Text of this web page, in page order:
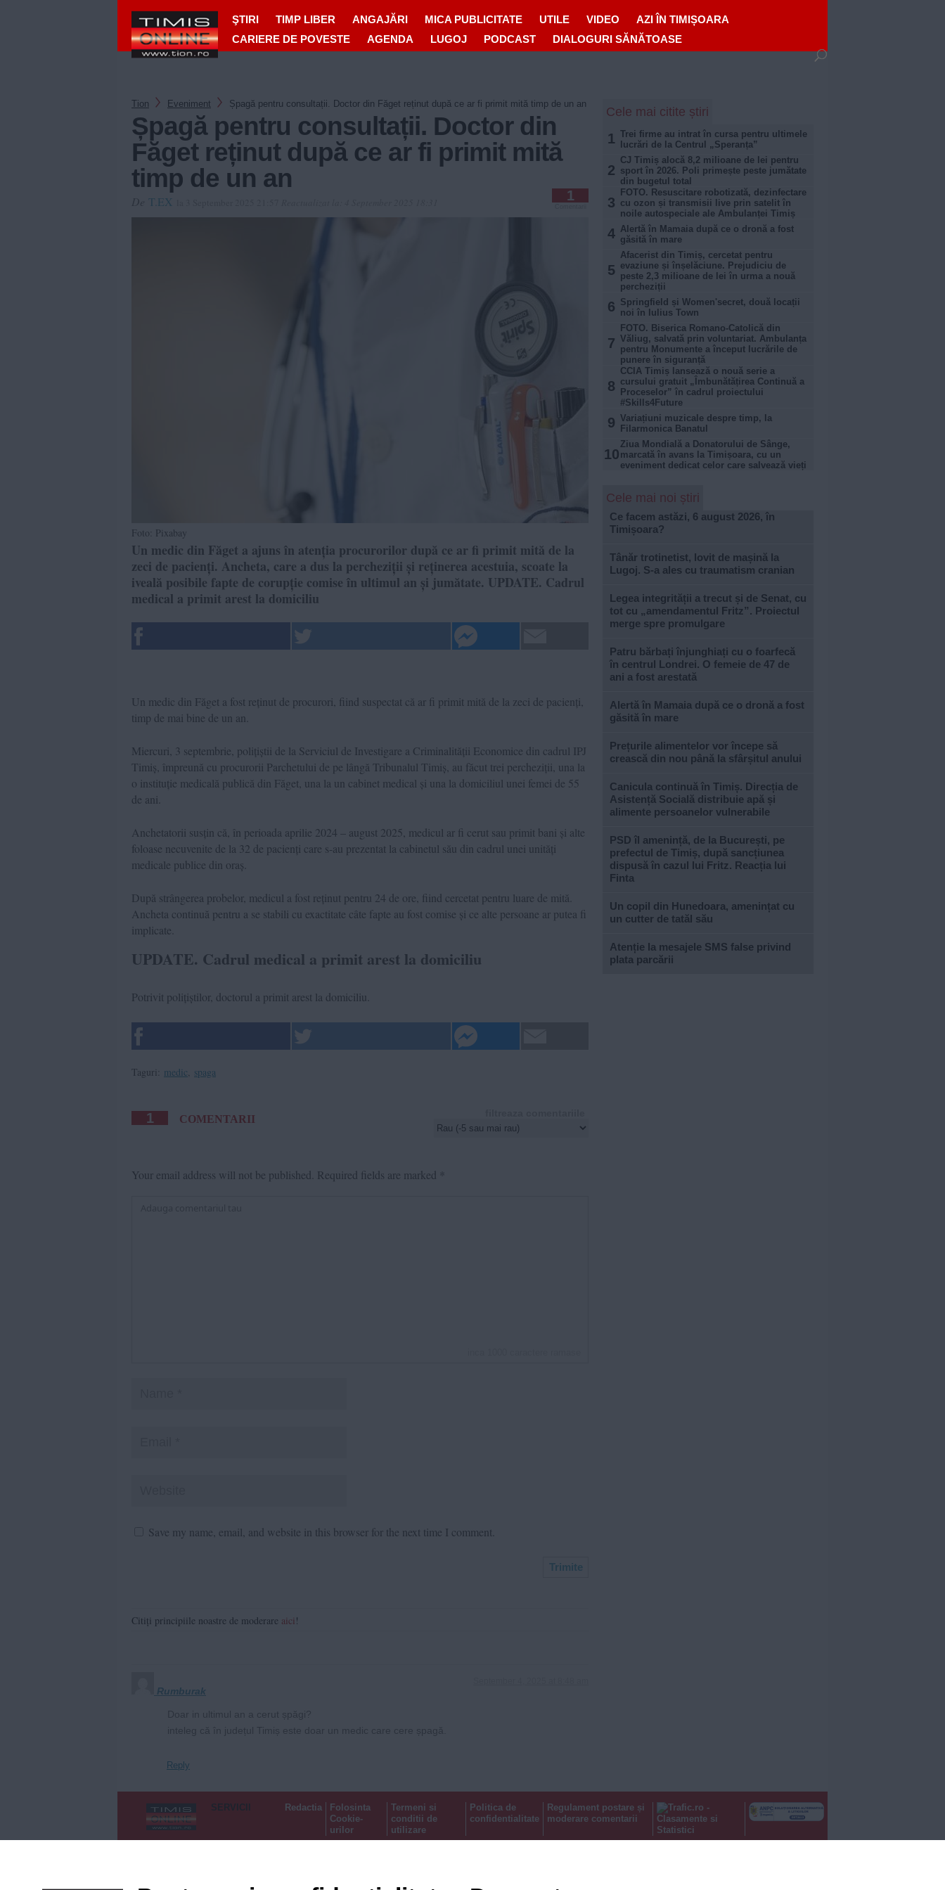
ŞTIRI TIMP LIBER ANGAJĂRI MICA PUBLICITATE UTILE VIDEO
AZI ÎN TIMIȘOARA
CARIERE DE POVESTE
AGENDA LUGOJ PODCAST DIALOGURI SĂNĂTOASE
Tion Eveniment Șpagă pentru consultații. Doctor din Făget reținut după ce ar fi primit mită timp de un an
Șpagă pentru consultații. Doctor din
Făget reținut după ce ar fi primit mită
timp de un an
T.EX 1
Foto: Pixabay
Un medic din Făget a ajuns în atenția procurorilor după ce ar fi primit mită de la
zeci de pacienți. Ancheta, care a dus la percheziții și reținerea acestuia, scoate la
iveală posibile fapte de corupție comise în ultimul an și jumătate. UPDATE. Cadrul
medical a primit arest la domiciliu
Un medic din Făget a fost reținut de procurori, fiind suspectat că ar fi primit mită de la zeci de pacienți,
timp de mai bine de un an.
Miercuri, 3 septembrie, polițiștii de la Serviciul de Investigare a Criminalității Economice din cadrul IPJ
Timiș, împreună cu procurorii Parchetului de pe lângă Tribunalul Timiș, au făcut trei percheziții, una la
o instituție medicală publică din Făget, una la un cabinet medical și una la domiciliul unei femei de 55
de ani.
Anchetatorii susțin că, în perioada aprilie 2024 – august 2025, medicul ar fi cerut sau primit bani și alte
foloase necuvenite de la 32 de pacienți care s-au prezentat la cabinetul său din cadrul unei unități
medicale publice din oraș.
După strângerea probelor, medicul a fost reținut pentru 24 de ore, fiind cercetat pentru luare de mită.
Ancheta continuă pentru a se stabili cu exactitate câte fapte au fost comise și ce alte persoane ar putea fi
implicate.
UPDATE. Cadrul medical a primit arest la domiciliu
Potrivit polițiștilor, doctorul a primit arest la domiciliu.
Taguri: medic spaga
1 COMENTARII
Your email address will not be published. Required fields are marked *
Save my name, email, and website in this browser for the next time I comment.
Citiți principiile noastre de moderare aici!
Rumburak
Reply
Cele mai citite știri
1 Trei firme au intrat în cursa pentru ultimele
lucrări de la Centrul „Speranța”
2
CJ Timiș alocă 8,2 milioane de lei pentru
sport în 2026. Poli primește peste jumătate
din bugetul total
3
FOTO. Resuscitare robotizată, dezinfectare
cu ozon și transmisii live prin satelit în
noile autospeciale ale Ambulanței Timiș
4 Alertă în Mamaia după ce o dronă a fost
găsită în mare
5
Afacerist din Timiș, cercetat pentru
evaziune și înșelăciune. Prejudiciu de
peste 2,3 milioane de lei în urma a nouă
percheziții
6 Springfield și Women'secret, două locații
noi în Iulius Town
7
FOTO. Biserica Romano-Catolică din
Văliug, salvată prin voluntariat. Ambulanța
pentru Monumente a început lucrările de
punere în siguranță
8
CCIA Timiș lansează o nouă serie a
cursului gratuit „Îmbunătățirea Continuă a
Proceselor” în cadrul proiectului
#Skills4Future
9 Variațiuni muzicale despre timp, la
Filarmonica Banatul
10
Ziua Mondială a Donatorului de Sânge,
marcată în avans la Timișoara, cu un
eveniment dedicat celor care salvează vieți
Cele mai noi știri
Ce facem astăzi, 6 august 2026, în
Timișoara?
Tânăr trotinetist, lovit de mașină la
Lugoj. S-a ales cu traumatism cranian
Legea integrității a trecut și de Senat, cu
tot cu „amendamentul Fritz”. Proiectul
merge spre promulgare
Patru bărbați înjunghiați cu o foarfecă
în centrul Londrei. O femeie de 47 de
ani a fost arestată
Alertă în Mamaia după ce o dronă a fost
găsită în mare
Prețurile alimentelor vor începe să
crească din nou până la sfârșitul anului
Canicula continuă în Timiș. Direcția de
Asistență Socială distribuie apă și
alimente persoanelor vulnerabile
PSD îl amenință, de la București, pe
prefectul de Timiș, după sancțiunea
dispusă în cazul lui Fritz. Reacția lui
Finta
Un copil din Hunedoara, amenințat cu
un cutter de tatăl său
Atenție la mesajele SMS false privind
plata parcării
SERVICII Redactia
Folosinta
Cookie-
urilor
Termeni si
conditii de
utilizare
Politica de
confidentialitate
Regulament postare și
moderare comentarii